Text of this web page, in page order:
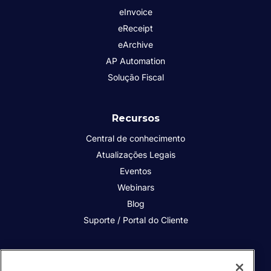
eInvoice
eReceipt
eArchive
AP Automation
Solução Fiscal
Recursos
Central de conhecimento
Atualizações Legais
Eventos
Webinars
Blog
Suporte / Portal do Cliente